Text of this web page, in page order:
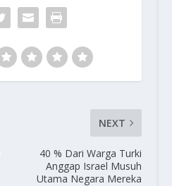
NEXT
40 % Dari Warga Turki
Anggap Israel Musuh
Utama Negara Mereka